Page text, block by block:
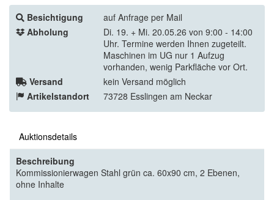
Besichtigung
auf Anfrage per Mail
Abholung
Di. 19. + Mi. 20.05.26 von 9:00 - 14:00
Uhr. Termine werden Ihnen zugeteilt.
Maschinen im UG nur 1 Aufzug
vorhanden, wenig Parkfläche vor Ort.
Versand
kein Versand möglich
Artikelstandort
73728 Esslingen am Neckar
Auktionsdetails
Beschreibung
Kommissionierwagen Stahl grün ca. 60x90 cm, 2 Ebenen,
ohne Inhalte